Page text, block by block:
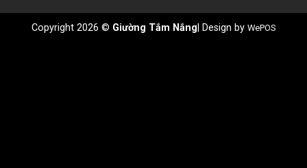
Copyright 2026 © Giường Tắm Nắng | Design by WePOS